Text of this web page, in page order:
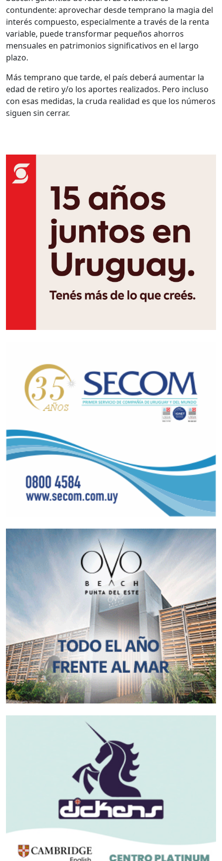
contundente: aprovechar desde temprano la magia del
interés compuesto, especialmente a través de la renta
variable, puede transformar pequeños ahorros
mensuales en patrimonios significativos en el largo
plazo.
Más temprano que tarde, el país deberá aumentar la
edad de retiro y/o los aportes realizados. Pero incluso
con esas medidas, la cruda realidad es que los números
siguen sin cerrar.